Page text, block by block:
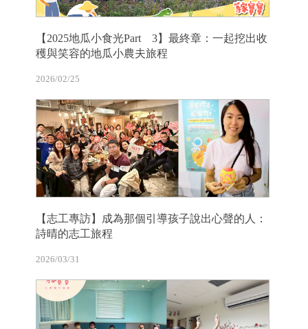
【2025地瓜小食光Part 3】最終章：一起挖出收
穫與笑容的地瓜小農夫旅程
2026/02/25
【志工專訪】成為那個引導孩子說出心聲的人：
詩晴的志工旅程
2026/03/31